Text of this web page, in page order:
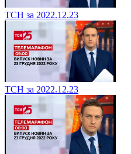
ТСН за 2022.12.23
ТСН за 2022.12.23